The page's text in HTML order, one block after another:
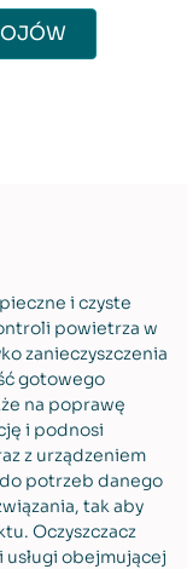
i czyste
powietrza w
zanieczyszczenia
gotowego
na poprawę
i podnosi
z urządzeniem
potrzeb danego
tak aby
Oczyszczacz
obejmującej